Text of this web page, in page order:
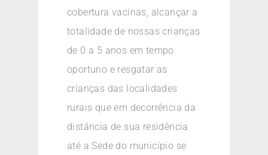
cobertura vacinas, alcançar a
totalidade de nossas crianças
de 0 a 5 anos em tempo
oportuno e resgatar as
crianças das localidades
rurais que em decorrência da
distância de sua residência
até a Sede do município se